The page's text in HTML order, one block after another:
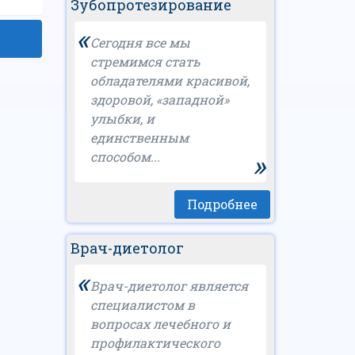
Зубопротезирование
«Сегодня все мы
стремимся стать
обладателями красивой,
здоровой, «западной»
улыбки, и
единственным
способом...
»
Подробнее
Врач-диетолог
«Врач-диетолог является
специалистом в
вопросах лечебного и
профилактического